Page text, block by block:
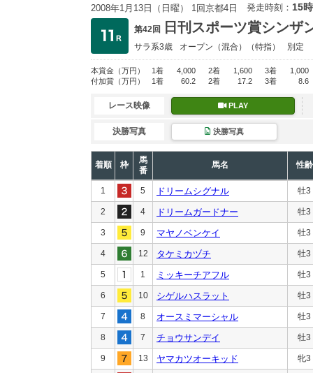
2008年1月13日（日曜） 1回京都4日 発走時刻： 15
第42回 日刊スポーツ賞シンザ
サラ系3歳 オープン （混合）（特指） 別定
本賞金 （万円） 1着 4,000 2着 1,600 3着
1,000
付加賞 （万円） 1着 60.2 2着 17.2 3着 8.6
レース映像 PLAY
決勝写真 決勝写真
着順 枠
馬
番
馬名 性齢
1 5 ドリームシグナル 牡3
2 4 ドリームガードナー 牡3
3 9 マヤノベンケイ 牡3
4 12 タケミカヅチ 牡3
5 1 ミッキーチアフル 牡3
6 10 シゲルハスラット 牡3
7 8 オースミマーシャル 牡3
8 7 チョウサンデイ 牡3
9 13 ヤマカツオーキッド 牝3